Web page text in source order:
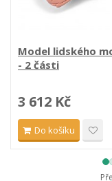
Model lidského
- 2 části
3 612 Kč
Do košíku